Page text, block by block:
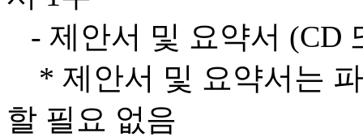
- 제안서 및 요약서 (CD
* 제안서 및 요약서는
할 필요 없음